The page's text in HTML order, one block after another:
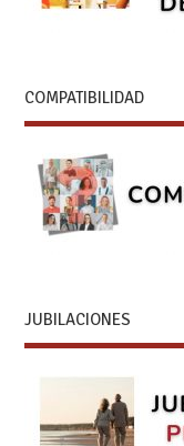
COMPATIBILIDAD
JUBILACIONES